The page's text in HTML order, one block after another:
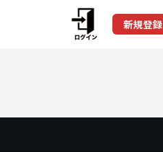
新規登録